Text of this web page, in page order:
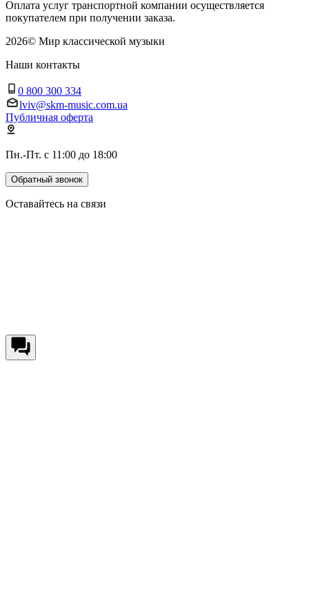
Оплата услуг транспортной компании осуществляется
покупателем при получении заказа.
2026© Мир классической музыки
Наши контакты
0 800 300 334
lviv@skm-music.com.ua
Публичная оферта
Пн.-Пт. с 11:00 до 18:00
Обратный звонок
Оставайтесь на связи